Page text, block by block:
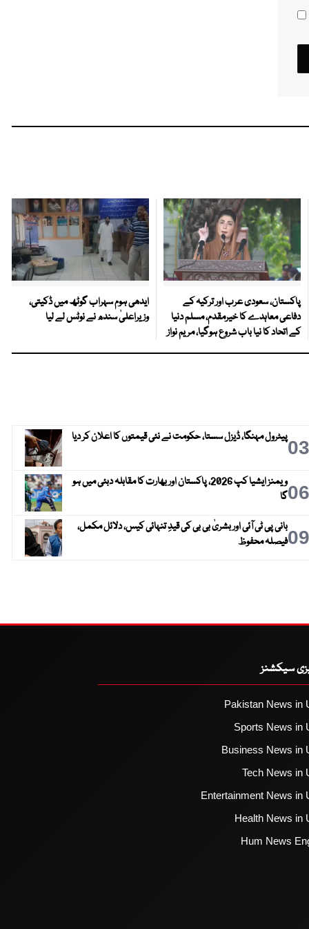
پاکستان، سعودی عرب اور ترکیہ کے
دفاعی معاہدے کا خیرمقدم، مسلم دنیا
کے اتحاد کا نیا باب شروع ہوگیا، مریم نواز
ایدھی ہوم سہراب گوٹھ میں ڈکیتی،
وزیراعلیٰ سندھ نے نوٹس لے لیا
03پیٹرول مہنگا، ڈیزل سستا، حکومت نے نئی قیمتوں کا اعلان کر دیا
06
ویمنز ایشیا کپ 2026، پاکستان اور بھارت کا مقابلہ دبئی میں ہو
گا
09بانی پی ٹی آئی اور بشریٰ بی بی کی قیدِ تنہائی کیس، دلائل مکمل،
فیصلہ محفوظ
سیکشنز
Pakistan News in
Sports News in
Business News in
Tech News in
Entertainment News in
Health News in
Hum News